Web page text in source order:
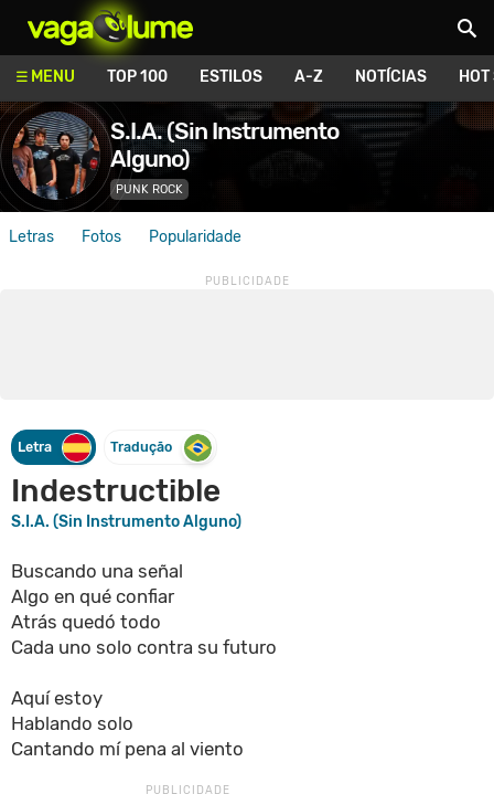
MENU TOP 100 ESTILOS A-Z NOTÍCIAS
S.I.A. (Sin Instrumento
Alguno)
PUNK ROCK
Letras Fotos Popularidade
Letra Tradução
Indestructible
S.I.A. (Sin Instrumento Alguno)
Buscando una señal
Algo en qué confiar
Atrás quedó todo
Cada uno solo contra su futuro
Aquí estoy
Hablando solo
Cantando mí pena al viento